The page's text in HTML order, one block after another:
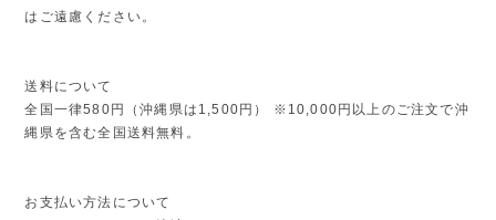
はご遠慮ください。
送料について
全国一律580円（沖縄県は1,500円） ※10,000円以上のご注文で沖
縄県を含む全国送料無料。
お支払い方法について